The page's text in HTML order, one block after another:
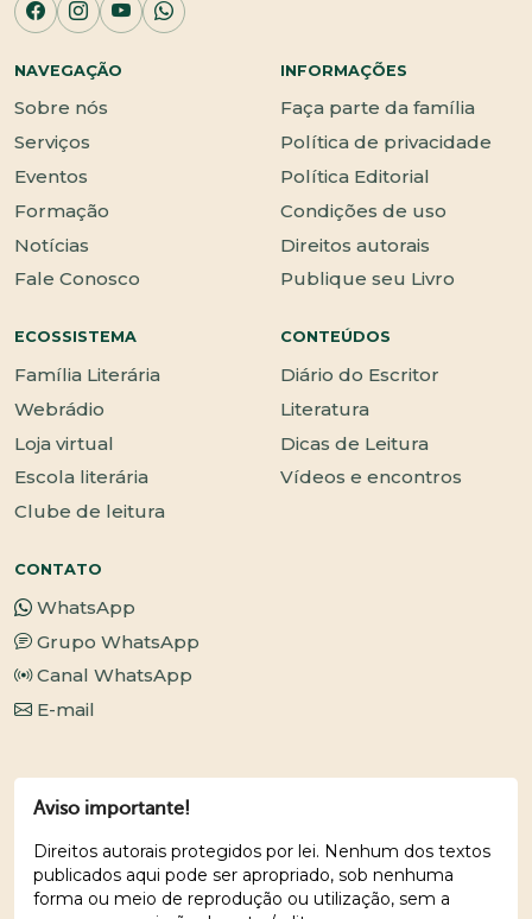
NAVEGAÇÃO
Sobre nós
Serviços
Eventos
Formação
Notícias
Fale Conosco
INFORMAÇÕES
Faça parte da família
Política de privacidade
Política Editorial
Condições de uso
Direitos autorais
Publique seu Livro
ECOSSISTEMA
Família Literária
Webrádio
Loja virtual
Escola literária
Clube de leitura
CONTEÚDOS
Diário do Escritor
Literatura
Dicas de Leitura
Vídeos e encontros
CONTATO
WhatsApp
Grupo WhatsApp
Canal WhatsApp
E-mail
Aviso importante!
Direitos autorais protegidos por lei. Nenhum dos textos
publicados aqui pode ser apropriado, sob nenhuma
forma ou meio de reprodução ou utilização, sem a